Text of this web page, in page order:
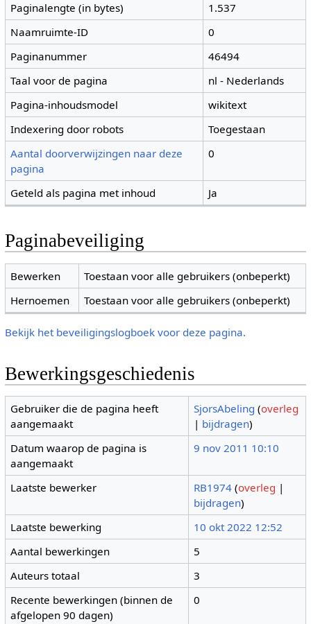
Paginalengte (in bytes)
1.537
Naamruimte-ID
0
Paginanummer
46494
Taal voor de pagina
nl - Nederlands
Pagina-inhoudsmodel
wikitext
Indexering door robots
Toegestaan
Aantal doorverwijzingen naar deze
pagina
0
Geteld als pagina met inhoud Ja
Paginabeveiliging
Bewerken
Toestaan voor alle gebruikers (onbeperkt)
Hernoemen
Toestaan voor alle gebruikers (onbeperkt)
Bekijk het beveiligingslogboek voor deze pagina.
Bewerkingsgeschiedenis
Gebruiker die de pagina heeft
aangemaakt
SjorsAbeling (overleg
| bijdragen)
Datum waarop de pagina is
aangemaakt
9 nov 2011 10:10
Laatste bewerker RB1974 (overleg |
bijdragen)
Laatste bewerking
10 okt 2022 12:52
Aantal bewerkingen
5
Auteurs totaal
3
Recente bewerkingen (binnen de
afgelopen 90 dagen)
0